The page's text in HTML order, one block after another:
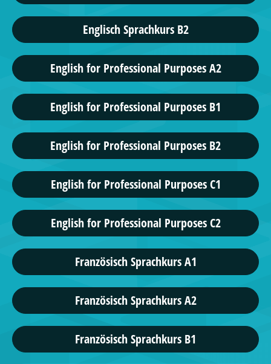
Englisch Sprachkurs B2
English for Professional Purposes A2
English for Professional Purposes B1
English for Professional Purposes B2
English for Professional Purposes C1
English for Professional Purposes C2
Französisch Sprachkurs A1
Französisch Sprachkurs A2
Französisch Sprachkurs B1